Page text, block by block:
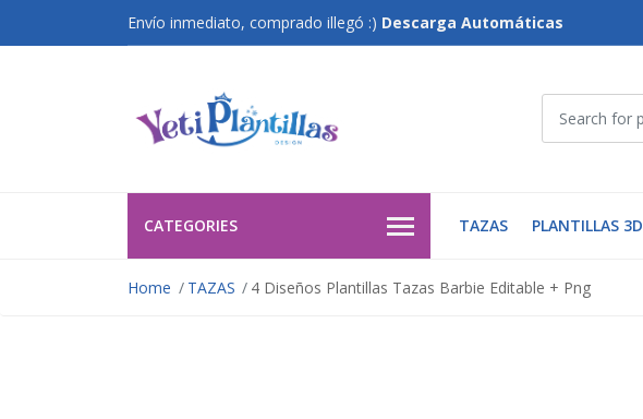
Envío inmediato, comprado illegó :) Descarga Automáticas
CATEGORIES TAZAS PLANTILLAS 3D
Home TAZAS 4 Diseños Plantillas Tazas Barbie Editable + Png